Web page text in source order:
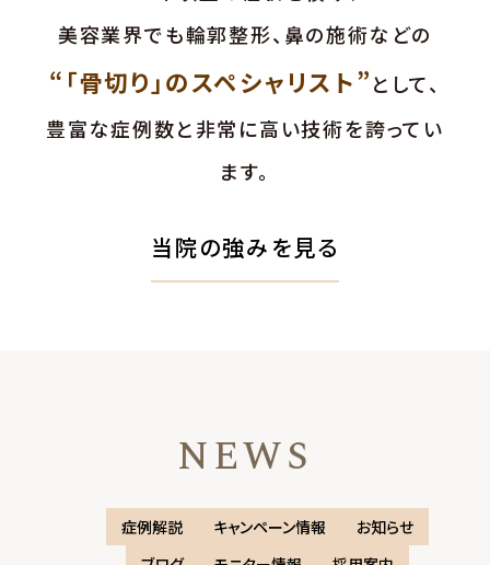
美容業界でも輪郭整形、鼻の施術などの
“「骨切り」のスペシャリスト”として、
豊富な症例数と非常に高い技術を誇ってい
ます。
当院の強みを見る
NEWS
症例解説 キャンペーン情報
お知らせ